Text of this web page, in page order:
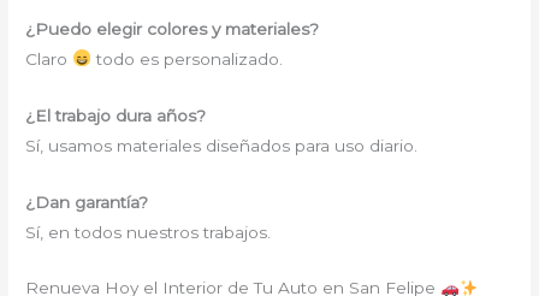
¿Puedo elegir colores y materiales?
Claro
todo es personalizado.
¿El trabajo dura años?
Sí, usamos materiales diseñados para uso diario.
¿Dan garantía?
Sí, en todos nuestros trabajos.
Renueva Hoy el Interior de Tu Auto en San Felipe